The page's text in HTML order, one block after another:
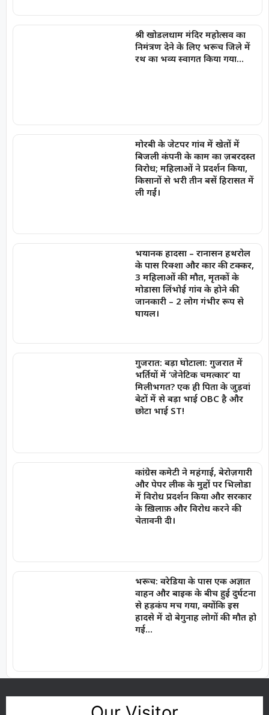
श्री खोडलधाम मंदिर महोत्सव का
निमंत्रण देने के लिए भरूच जिले में
रथ का भव्य स्वागत किया गया…
मोरबी के जेटपर गांव में खेतों में
बिजली कंपनी के काम का ज़बरदस्त
विरोध; महिलाओं ने प्रदर्शन किया,
किसानों से भरी तीन बसें हिरासत में
ली गईं।
भयानक हादसा – रानासन हथरोल
के पास रिक्शा और कार की टक्कर,
3 महिलाओं की मौत, मृतकों के
मोडासा लिंभोई गांव के होने की
जानकारी – 2 लोग गंभीर रूप से
घायल।
गुजरात: बड़ा घोटाला: गुजरात में
भर्तियों में ‘जेनेटिक चमत्कार’ या
मिलीभगत? एक ही पिता के जुड़वां
बेटों में से बड़ा भाई OBC है और
छोटा भाई ST!
कांग्रेस कमेटी ने महंगाई, बेरोज़गारी
और पेपर लीक के मुद्दों पर भिलोडा
में विरोध प्रदर्शन किया और सरकार
के ख़िलाफ़ और विरोध करने की
चेतावनी दी।
भरूच: वरेडिया के पास एक अज्ञात
वाहन और बाइक के बीच हुई दुर्घटना
से हड़कंप मच गया, क्योंकि इस
हादसे में दो बेगुनाह लोगों की मौत हो
गई…